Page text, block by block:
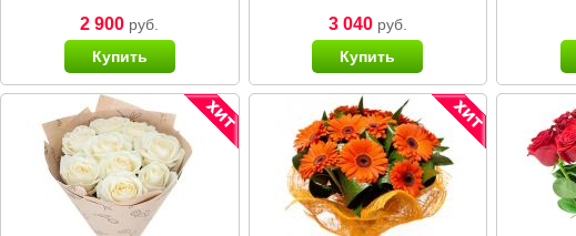
2 900 руб.
Купить
3 040руб.
Купить